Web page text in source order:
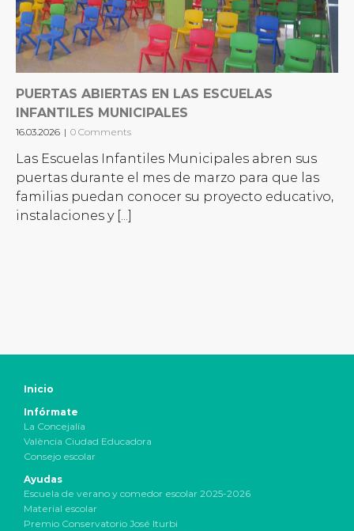
PUERTAS ABIERTAS EN LAS ESCUELAS
INFANTILES MUNICIPALES
16.03.2026 | 0 Comments
Las Escuelas Infantiles Municipales abren sus
puertas durante el mes de marzo para que las
familias puedan conocer su proyecto educativo,
instalaciones y [...]
Inicio
Infórmate
La Concejalía
València Ciudad Educadora
Consejo escolar
Ayudas
Escuela de verano y comedor escolar 2025-2026
Material escolar
Premio Conservatorio José Iturbi